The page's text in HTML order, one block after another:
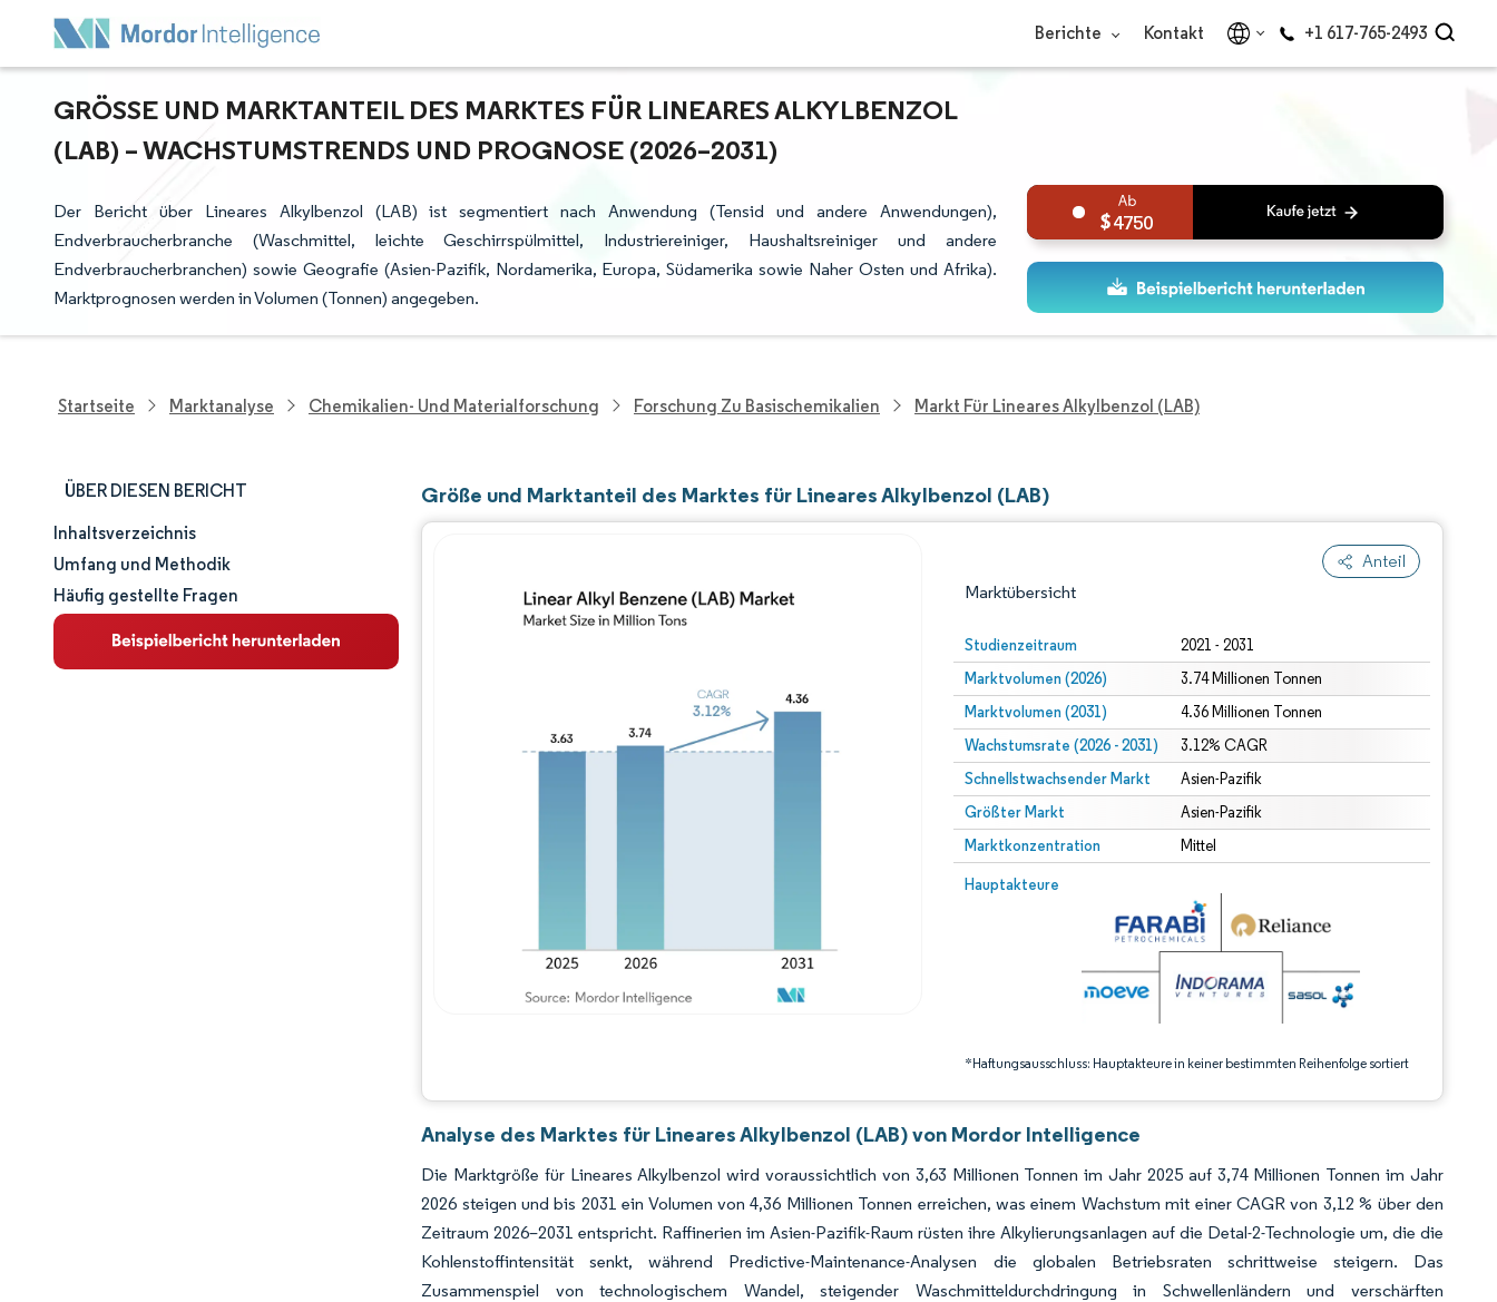
Berichte Kontakt +1 617-765-2493
GRÖSSE UND MARKTANTEIL DES MARKTES FÜR LINEARES ALKYLBENZOL (
LAB) – WACHSTUMSTRENDS UND PROGNOSE (2026–2031)
Der Bericht über Lineares Alkylbenzol (LAB) ist segmentiert nach Anwendung (Tensid und andere Anwendungen),
Endverbraucherbranche (Waschmittel, leichte Geschirrspülmittel, Industriereiniger, Haushaltsreiniger und andere
Endverbraucherbranchen) sowie Geografie (Asien-Pazifik, Nordamerika, Europa, Südamerika sowie Naher Osten und Afrika).
Marktprognosen werden in Volumen (Tonnen) angegeben.
4750
Startseite Marktanalyse Chemikalien- Und Materialforschung Forschung Zu Basischemikalien Markt Für Lineares Alkylbenzol (LAB)
ÜBER DIESEN BERICHT
Marktgröße und -anteil
Marktanalyse
Trends und Einblicke
Inhaltsverzeichnis
Umfang und Methodik
Häufig gestellte Fragen
Größe und Marktanteil des Marktes für Lineares Alkylbenzol (LAB)
Anteil
Marktübersicht
Studienzeitraum 2021 - 2031
Marktvolumen (2026) 3.74 Millionen Tonnen
Marktvolumen (2031) 4.36 Millionen Tonnen
Wachstumsrate (2026 - 2031) 3.12% CAGR
Schnellstwachsender Markt Asien-Pazifik
Größter Markt Asien-Pazifik
Marktkonzentration Mittel
Hauptakteure
*Haftungsausschluss: Hauptakteure in keiner bestimmten Reihenfolge sortiert
Bild © Mordor Intelligence. Wiederverwendung erfordert Namensnennung gemäß CC BY 4.0.
Bild © Mordor Intelligence. Wiederverwendung erfordert Namensnennung gemäß CC BY 4.0.
Analyse des Marktes für Lineares Alkylbenzol (LAB) von Mordor Intelligence
Die Marktgröße für Lineares Alkylbenzol wird voraussichtlich von 3,63 Millionen Tonnen im Jahr 2025 auf 3,74 Millionen Tonnen im Jahr
2026 steigen und bis 2031 ein Volumen von 4,36 Millionen Tonnen erreichen, was einem Wachstum mit einer CAGR von 3,12 % über den
Zeitraum 2026–2031 entspricht. Raffinerien im Asien-Pazifik-Raum rüsten ihre Alkylierungsanlagen auf die Detal-2-Technologie um, die die
Kohlenstoffintensität senkt, während Predictive-Maintenance-Analysen die globalen Betriebsraten schrittweise steigern. Das
Zusammenspiel von technologischem Wandel, steigender Waschmitteldurchdringung in Schwellenländern und verschärften